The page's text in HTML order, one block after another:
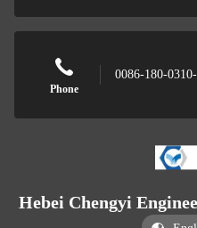
Phone
0086-180-
Hebei Chengyi